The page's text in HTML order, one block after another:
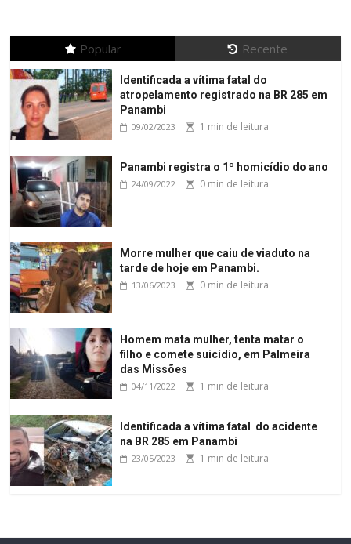
Popular Recente
Identificada a vítima fatal do
atropelamento registrado na BR 285 em
Panambi
09/02/2023 1 min de leitura
Panambi registra o 1º homicídio do ano
24/09/2022 0 min de leitura
Morre mulher que caiu de viaduto na
tarde de hoje em Panambi.
13/06/2023 0 min de leitura
Homem mata mulher, tenta matar o
filho e comete suicídio, em Palmeira
das Missões
04/11/2022 1 min de leitura
Identificada a vítima fatal do acidente
na BR 285 em Panambi
23/05/2023 1 min de leitura